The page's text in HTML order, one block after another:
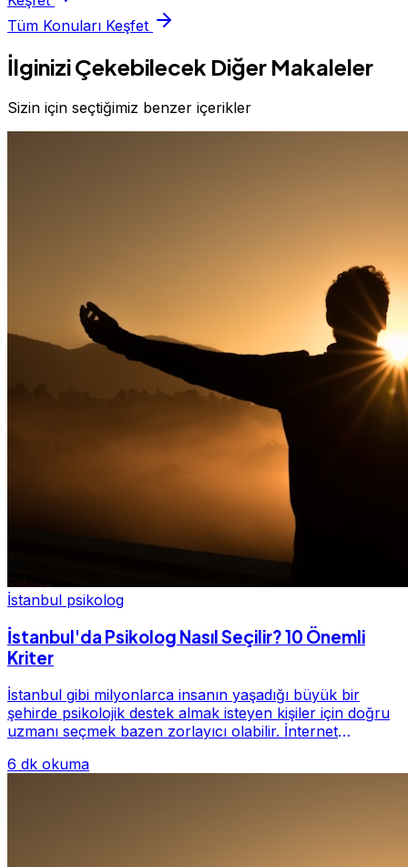
Tüm Konuları Keşfet
İlginizi Çekebilecek Diğer Makaleler
Sizin için seçtiğimiz benzer içerikler
İstanbul psikolog
İstanbul'da Psikolog Nasıl Seçilir? 10 Önemli
Kriter
İstanbul gibi milyonlarca insanın yaşadığı büyük bir
şehirde psikolojik destek almak isteyen kişiler için doğru
uzmanı seçmek bazen zorlayıcı olabilir. İnternet
6 dk okuma